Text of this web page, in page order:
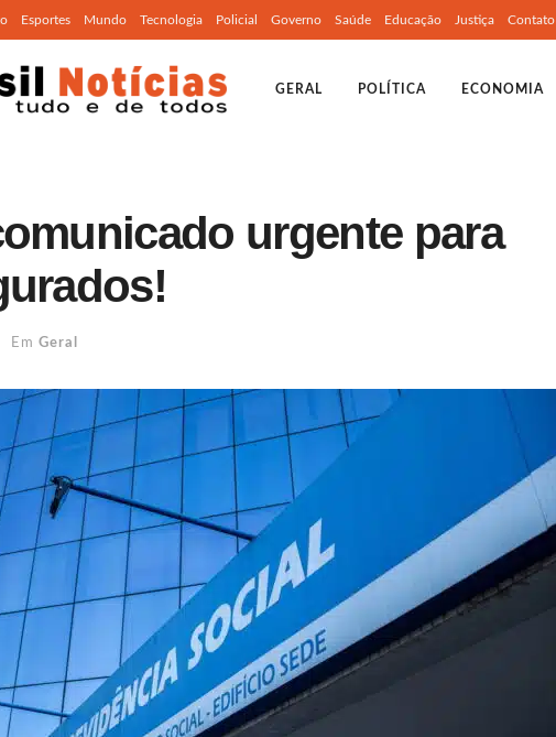
Esportes Mundo Tecnologia Policial Governo Saúde Educação Justiça Contato
GERAL POLÍTICA ECONOMIA
urgente para
Em Geral